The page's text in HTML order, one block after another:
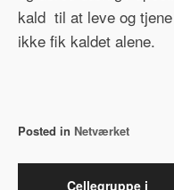
kald til at leve og
ikke fik kaldet alene.
Posted in Netværket
Cellegruppe i